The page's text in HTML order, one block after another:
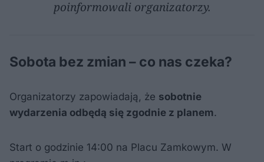
poinformowali organizatorzy.
Sobota bez zmian – co nas czeka?
Organizatorzy zapowiadają, że sobotnie
wydarzenia odbędą się zgodnie z planem.
Start o godzinie 14:00 na Placu Zamkowym. W